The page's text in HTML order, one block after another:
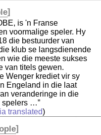
]
is 'n Franse
voormalige speler. Hy
die bestuurder van
klub se langsdienende
wie die meeste sukses
van titels gewen.
Wenger krediet vir sy
Engeland in die laat
veranderinge in die
spelers …”
translated)
]